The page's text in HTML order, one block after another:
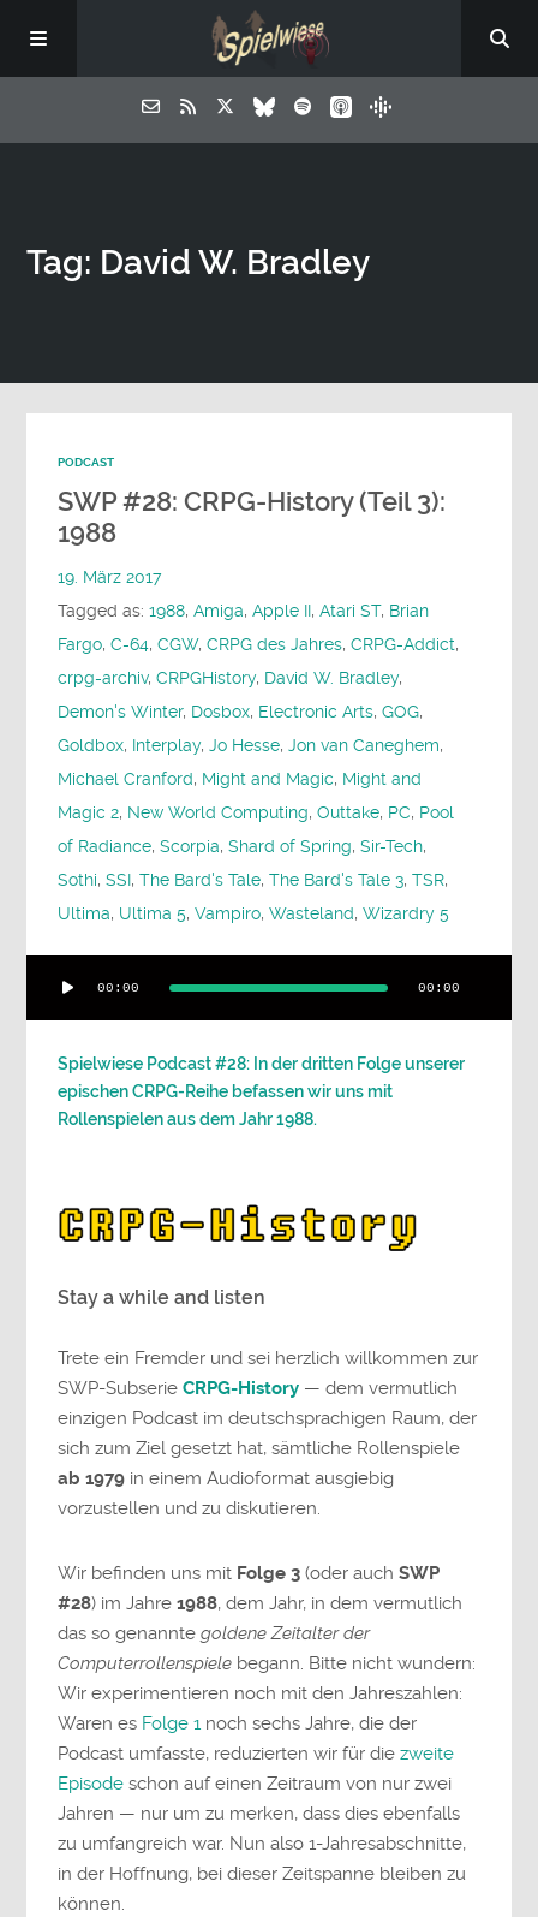
Tag: David W. Bradley
PODCAST
SWP #28: CRPG-History (Teil 3):
1988
19. März 2017
Tagged as:1988,Amiga,Apple II,Atari ST, Brian
Fargo,C-64,CGW,CRPG des Jahres,CRPG-Addict,
crpg-archiv,CRPGHistory, David W. Bradley,
Demon's Winter, Dosbox, Electronic Arts,GOG,
Goldbox, Interplay,Jo Hesse,Jon van Caneghem,
Michael Cranford, Might and Magic, Might and
Magic 2, New World Computing,Outtake, PC, Pool
of Radiance,Scorpia,Shard of Spring,Sir-Tech,
Sothi,SSI,The Bard's Tale,The Bard's Tale 3,TSR,
Ultima, Ultima 5,Vampiro,Wasteland,Wizardry 5
Player
00:00 00:00
Spielwiese Podcast #28: In der dritten Folge unserer
epischen CRPG-Reihe befassen wir uns mit
Rollenspielen aus dem Jahr 1988.
Stay a while and listen
Trete ein Fremder und sei herzlich willkommen zur
SWP-SubserieCRPG-History — dem vermutlich
einzigen Podcast im deutschsprachigen Raum, der
sich zum Ziel gesetzt hat, sämtliche Rollenspiele
ab 1979 in einem Audioformat ausgiebig
vorzustellen und zu diskutieren.
Wir befinden uns mit Folge 3 (oder auchSWP
#28) im Jahre1988, dem Jahr, in dem vermutlich
das so genanntegoldene Zeitalter der
Computerrollenspiele begann. Bitte nicht wundern:
Wir experimentieren noch mit den Jahreszahlen:
Waren es Folge 1 noch sechs Jahre, die der
Podcast umfasste, reduzierten wir für diezweite
Episode schon auf einen Zeitraum von nur zwei
Jahren — nur um zu merken, dass dies ebenfalls
zu umfangreich war. Nun also 1-Jahresabschnitte,
in der Hoffnung, bei dieser Zeitspanne bleiben zu
können.